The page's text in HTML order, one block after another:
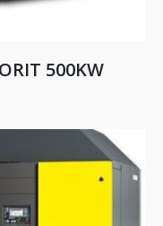
500KW